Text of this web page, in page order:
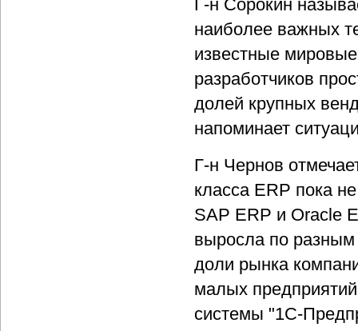
Г-н Сорокин
наиболее важных
известные
разработчиков
долей крупных
напоминает
Г-н Чернов
класса ERP пока
SAP ERP и Oracle
выросла по разным
доли рынка
малых
системы "1С-